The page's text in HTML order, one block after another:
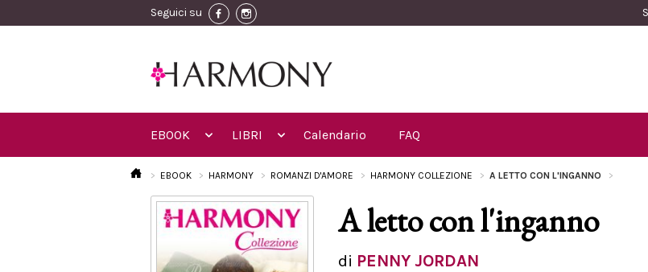
Seguici su
EBOOK LIBRI Calendario FAQ
EBOOK HARMONY ROMANZI D'AMORE HARMONY COLLEZIONE A LETTO CON L'INGANNO
A letto con l'inganno
di PENNY JORDAN